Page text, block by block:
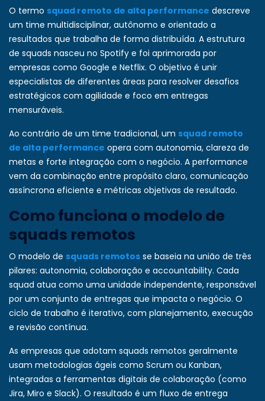
O termo squad remoto de alta performance descreve
um time multidisciplinar, autônomo e orientado a
resultados que trabalha de forma distribuída. A estrutura
de squads nasceu no Spotify e foi aprimorada por
empresas como Google e Netflix. O objetivo é unir
especialistas de diferentes áreas para resolver desafios
estratégicos com agilidade e foco em entregas
mensuráveis.
Ao contrário de um time tradicional, um squad remoto
de alta performance opera com autonomia, clareza de
metas e forte integração com o negócio. A performance
vem da combinação entre propósito claro, comunicação
assíncrona eficiente e métricas objetivas de resultado.
Como funciona o modelo de
squads remotos
O modelo de squads remotos se baseia na união de três
pilares: autonomia, colaboração e accountability. Cada
squad atua como uma unidade independente, responsável
por um conjunto de entregas que impacta o negócio. O
ciclo de trabalho é iterativo, com planejamento, execução
e revisão contínua.
As empresas que adotam squads remotos geralmente
usam metodologias ágeis como Scrum ou Kanban,
integradas a ferramentas digitais de colaboração (como
Jira, Miro e Slack). O resultado é um fluxo de entrega